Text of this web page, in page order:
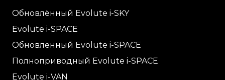
Обновлённый Evolute i-SKY
Evolute i-SPACE
Обновленный Evolute i-SPACE
Полноприводный Evolute i-SPACE
Evolute i-VAN